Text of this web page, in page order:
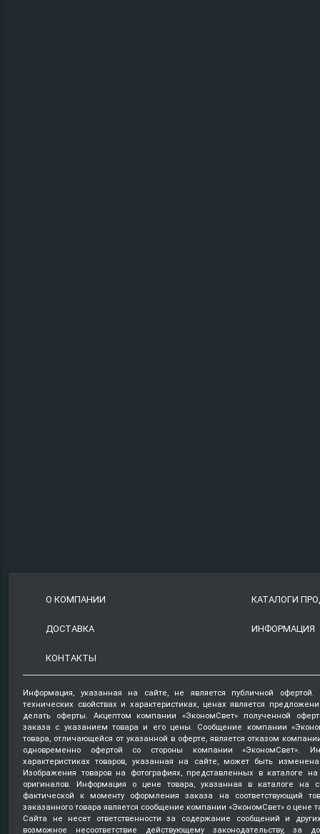
О КОМПАНИИ КАТАЛОГИ
ДОСТАВКА ИНФОРМАЦИЯ
КОНТАКТЫ
Информация, указанная на сайте, не является публичной
технических свойствах и характеристиках, ценах является
делать оферты. Акцептом компании «ЭкономСвет» полученной
заказа с указанием товара и его цены. Сообщение компании
товара, отличающейся от указанной в оферте, является отказом
одновременно офертой со стороны компании «ЭкономСвет».
характеристиках товаров, указанная на сайте, может быть
Изображения товаров на фотографиях, представленных в каталоге на
оригиналов. Информация о цене товара, указанная в каталоге на
фактической к моменту оформления заказа на соответствующий
заказанного товара является сообщение компании «ЭкономСвет» о цене
Сайта не несет ответственности за содержание сообщений и
возможное несоответствие действующему законодательству, за